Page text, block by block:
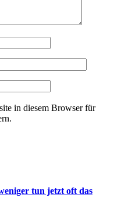
in diesem Browser für
tun jetzt oft das